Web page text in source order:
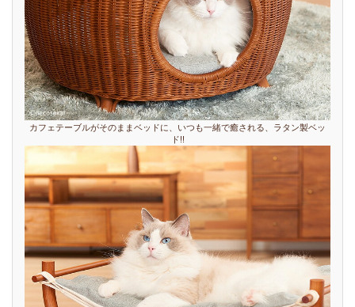
カフェテーブルがそのままベッドに、いつも一緒で癒される、ラタン製ベッ
ド!!